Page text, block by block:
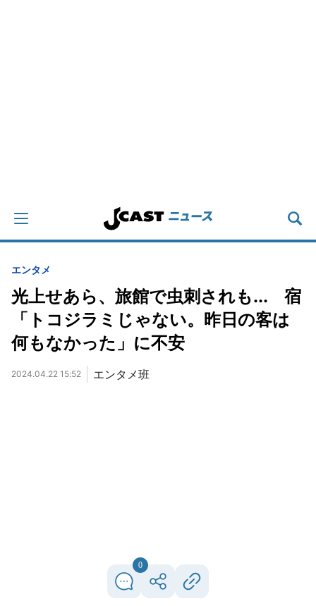
エンタメ
光上せあら、旅館で虫刺されも... 宿
「トコジラミじゃない。昨日の客は
何もなかった」に不安
2024.04.22 15:52 エンタメ班
0